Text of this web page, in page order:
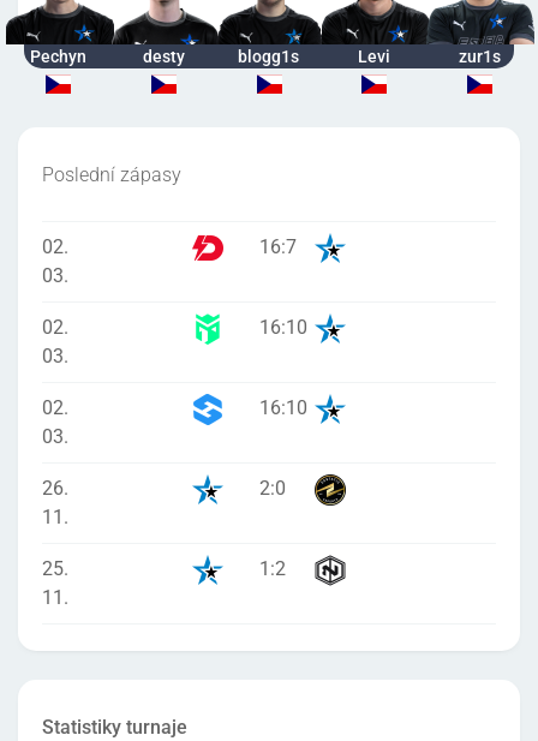
Pechyn desty blogg1s Levi zur1s
Poslední zápasy
02.
03.
16:7
02.
03.
16:10
02.
03.
16:10
26.
11.
2:0
25.
11.
1 :2
Statistiky turnaje